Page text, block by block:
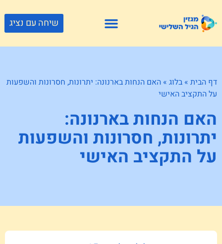
שיחה עם נציג
דף הבית » בלוג » האם הנחות בארנונה: יתרונות, חסרונות והשפעות
על התקציב האישי
האם הנחות בארנונה:
יתרונות, חסרונות והשפעות
על התקציב האישי